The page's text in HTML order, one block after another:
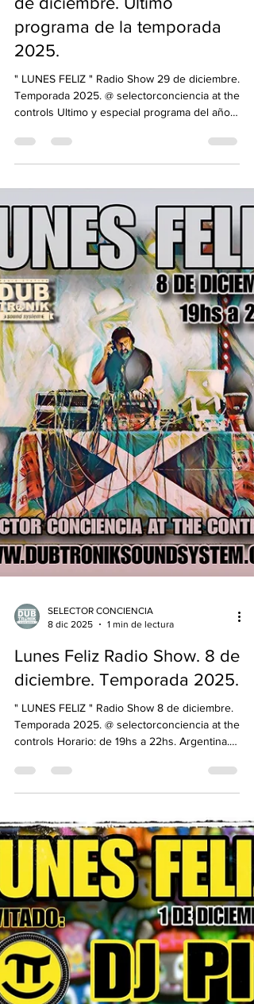
29 dic 2025
1 min de lectura
Lunes Feliz Radio Show. 29
programa de la temporada
2025.
" LUNES FELIZ " Radio Show 29 de diciembre.
horas de puro dub. Entre vinilos y mezcla
dub en vivo. Volveremos en Marzo para la
temporada 2026. Salud y Felices Fiestas!!!
Horario: de 19hs a 22hs. Argentina. Lunes
Feliz por " Dubtronik Sound System Radio
8 dic 2025
1 min de lectura
Lunes Feliz Radio Show. 8 de
diciembre. Temporada 2025.
" LUNES FELIZ " Radio Show 8 de diciembre.
controls Horario: de 19hs a 22hs. Argentina.
Lunes Feliz por " Dubtronik Sound System
Radio Station " LIVE Link:
https://www.dubtroniksoundsystem.com 💚💛
❤ One Love ❤💛💚 TE INVITAMOS A
CONECTAR¡¡ SINTONIZAR¡¡¡ ESCUCHAR¡¡¡
WWW.DUBTRONIKSOUNDSYSTEM.COM -------
-----------------------------